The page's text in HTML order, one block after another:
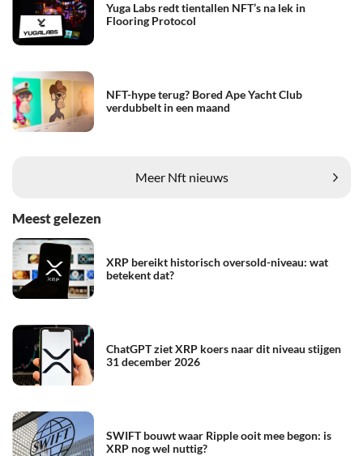
Yuga Labs redt tientallen NFT’s na lek in
Flooring Protocol
NFT-hype terug? Bored Ape Yacht Club
verdubbelt in een maand
Meer Nft nieuws
Meest gelezen
XRP bereikt historisch oversold-niveau: wat
betekent dat?
ChatGPT ziet XRP koers naar dit niveau stijgen
31 december 2026
SWIFT bouwt waar Ripple ooit mee begon: is
XRP nog wel nuttig?